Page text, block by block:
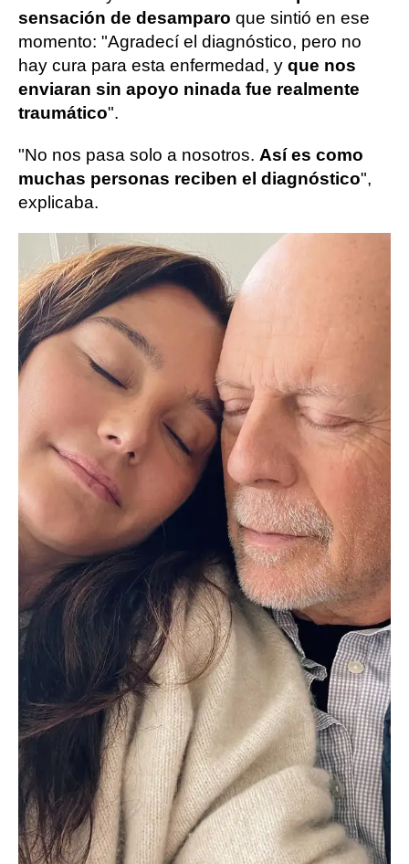
sensación de desamparo que sintió en ese
momento: "Agradecí el diagnóstico, pero no
hay cura para esta enfermedad, y que nos
enviaran sin apoyo ninada fue realmente
traumático".
"No nos pasa solo a nosotros. Así es como
muchas personas reciben el diagnóstico",
explicaba.